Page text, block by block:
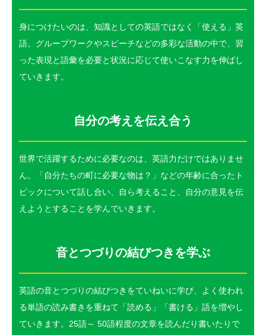
身につけたいのは、知識としての英語ではなく「使える」英
語。グループワークやスピーチなどの多彩な活動の中で、習
った表現と語彙を必要と状況に応じて使いこなす力を伸ばし
ていきます。
自分の考えを伝え合う
世界で活躍するために必要なのは、英語力だけではありませ
ん。「自分たちの町に必要な物は？」などの年齢に合ったト
ピックについて話し合い、自ら考えること、自分の意見を伝
えようとすることを学んでいきます。
音とつづりの結びつきを学ぶ
英語の音とつづりの結びつきをていねいに学び、よく使われ
る単語の読み書きを重ねて「読める」「書ける」語を増やし
ていきます。25語～ 50語程度の文章を読んだり書いたりで